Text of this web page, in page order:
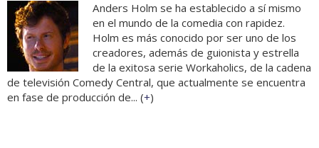
Anders Holm se ha establecido a sí mismo
en el mundo de la comedia con rapidez.
Holm es más conocido por ser uno de los
creadores, además de guionista y estrella
de la exitosa serie Workaholics, de la cadena
de televisión Comedy Central, que actualmente se encuentra
en fase de producción de... (+)